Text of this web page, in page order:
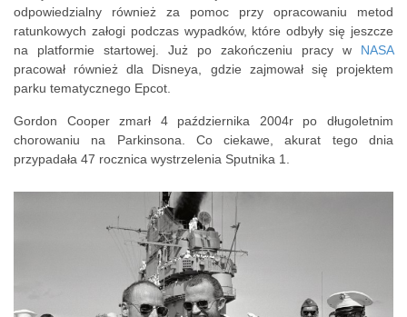
odpowiedzialny również za pomoc przy opracowaniu metod
ratunkowych załogi podczas wypadków, które odbyły się jeszcze
na platformie startowej. Już po zakończeniu pracy w NASA
pracował również dla Disneya, gdzie zajmował się projektem
parku tematycznego Epcot.
Gordon Cooper zmarł 4 października 2004r po długoletnim
chorowaniu na Parkinsona. Co ciekawe, akurat tego dnia
przypadała 47 rocznica wystrzelenia Sputnika 1.